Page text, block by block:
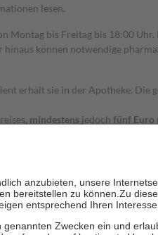
lesen.
bis Freitag bis 18:00
können notwendige
erhält sie in der Apotheke.
mindestens jedoch fünf Euro
Stellung der Familie zu